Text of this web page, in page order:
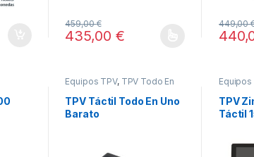
435,00 €
459,00€
Este producto tiene múltiples variantes.
449,00
Equipos TPV, TPV Todo En
Uno
TPV Táctil Todo En Uno
Barato
Equipos
TPV
Táctil